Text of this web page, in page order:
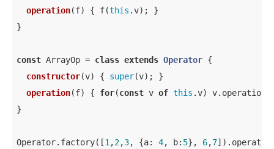
operation(f) { f(this .v); }
}
const ArrayOp = class extends Operator {
constructor(v) { super(v); }
operation(f) { for(const v of this .v)
}
Operator.factory([1 ,2,3, {a: 4, b: 5}, 6,7